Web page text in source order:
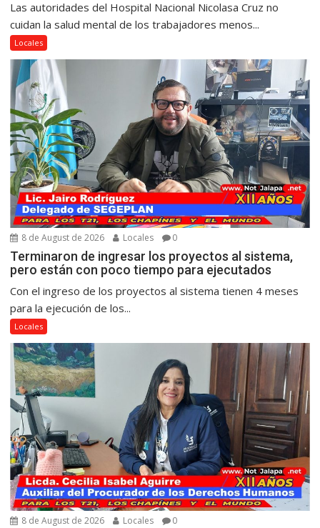
Las autoridades del Hospital Nacional Nicolasa Cruz no
cuidan la salud mental de los trabajadores menos...
Locales
8 de August de 2026 Locales 0
Terminaron de ingresar los proyectos al sistema,
pero están con poco tiempo para ejecutados
Con el ingreso de los proyectos al sistema tienen 4 meses
para la ejecución de los...
Locales
8 de August de 2026 Locales 0